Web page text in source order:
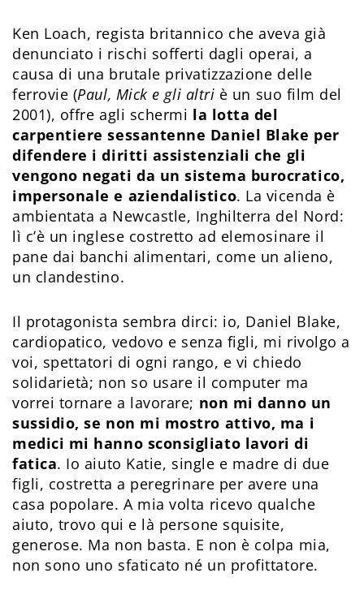
Ken Loach, regista britannico che aveva già
denunciato i rischi sofferti dagli operai, a
causa di una brutale privatizzazione delle
ferrovie (Paul, Mick e gli altri è un suo film del
2001), offre agli schermi la lotta del
carpentiere sessantenne Daniel Blake per
difendere i diritti assistenziali che gli
vengono negati da un sistema burocratico,
impersonale e aziendalistico. La vicenda è
ambientata a Newcastle, Inghilterra del Nord:
lì c’è un inglese costretto ad elemosinare il
pane dai banchi alimentari, come un alieno,
un clandestino.
Il protagonista sembra dirci: io, Daniel Blake,
cardiopatico, vedovo e senza figli, mi rivolgo a
voi, spettatori di ogni rango, e vi chiedo
solidarietà; non so usare il computer ma
vorrei tornare a lavorare; non mi danno un
sussidio, se non mi mostro attivo, ma i
medici mi hanno sconsigliato lavori di
fatica. Io aiuto Katie, single e madre di due
figli, costretta a peregrinare per avere una
casa popolare. A mia volta ricevo qualche
aiuto, trovo qui e là persone squisite,
generose. Ma non basta. E non è colpa mia,
non sono uno sfaticato né un profittatore.